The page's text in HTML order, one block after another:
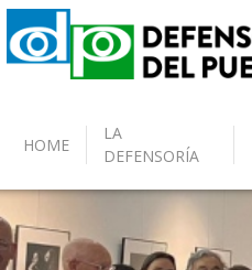
HOME
LA
DEFENSORÍA